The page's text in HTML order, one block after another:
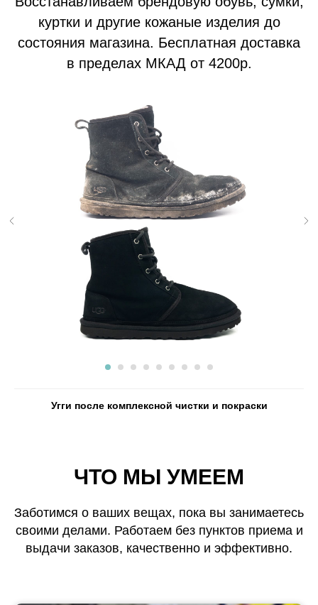
куртки и другие кожаные изделия до
состояния магазина. Бесплатная доставка
в пределах МКАД от 4200р.
Угги после комплексной чистки и покраски
ЧТО МЫ УМЕЕМ
Заботимся о ваших вещах, пока вы занимаетесь
своими делами. Работаем без пунктов приема и
выдачи заказов, качественно и эффективно.